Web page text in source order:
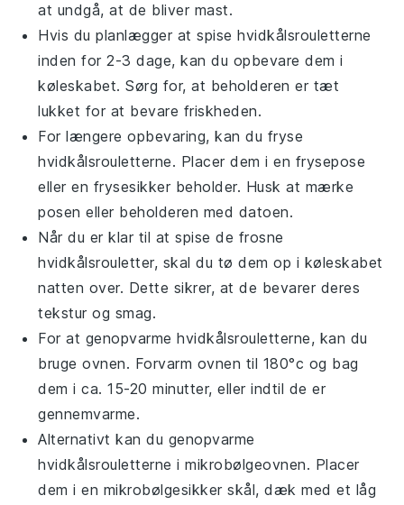
at undgå, at de bliver mast.
Hvis du planlægger at spisehvidkålsrouletterne
inden for 2-3 dage, kan du opbevare dem i
køleskabet. Sørg for, at beholderen er tæt
lukket for at bevare friskheden.
For længere opbevaring, kan du fryse
hvidkålsrouletterne. Placer dem i en frysepose
eller en frysesikker beholder. Husk at mærke
posen eller beholderen med datoen.
Når du er klar til at spise de frosne
hvidkålsrouletter, skal du tø dem op i køleskabet
natten over. Dette sikrer, at de bevarer deres
tekstur og smag.
For at genopvarmehvidkålsrouletterne, kan du
bruge ovnen. Forvarm ovnen til 180°c og bag
dem i ca. 15-20 minutter, eller indtil de er
gennemvarme.
Alternativt kan du genopvarme
hvidkålsrouletterne i mikrobølgeovnen. Placer
dem i en mikrobølgesikker skål, dæk med et låg